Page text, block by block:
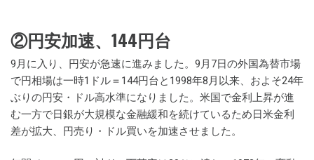
②円安加速、144円台
9月に入り、円安が急速に進みました。9月7日の外国為替市場
で円相場は一時1ドル＝144円台と1998年8月以来、およそ24年
ぶりの円安・ドル高水準になりました。米国で金利上昇が進
む一方で日銀が大規模な金融緩和を続けているため日米金利
差が拡大、円売り・ドル買いを加速させました。